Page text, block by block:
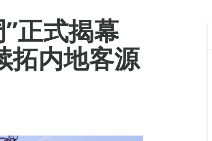
正式揭幕
拓内地客源